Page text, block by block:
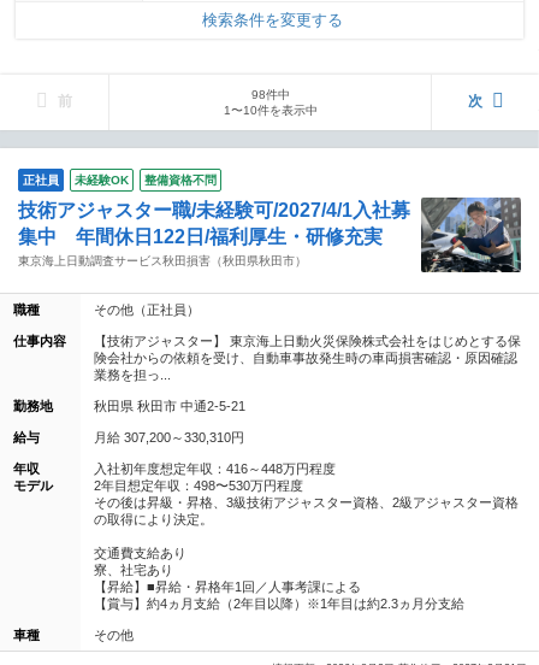
検索条件を変更する
前
98件中
1〜10件を表示中
次
正社員 未経験OK 整備資格不問
技術アジャスター職/未経験可/2027/4/1入社募
集中 年間休日122日/福利厚生・研修充実
東京海上日動調査サービス秋田損害（秋田県秋田市）
職種 その他（正社員）
仕事内容
【技術アジャスター】 東京海上日動火災保険株式会社をはじめとする保
険会社からの依頼を受け、自動車事故発生時の車両損害確認・原因確認
業務を担っ...
勤務地 秋田県 秋田市 中通2-5-21
給与 月給 307,200～330,310円
年収
モデル
入社初年度想定年収：416～448万円程度
2年目想定年収：498〜530万円程度
その後は昇級・昇格、3級技術アジャスター資格、2級アジャスター資格
の取得により決定。
交通費支給あり
寮、社宅あり
【昇給】■昇給・昇格年1回／人事考課による
【賞与】約4ヵ月支給（2年目以降）※1年目は約2.3ヵ月分支給
車種 その他